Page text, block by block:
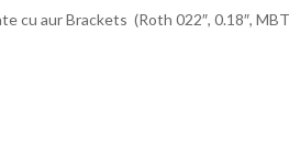
cu aur Brackets (Roth 022″, 0.18″,